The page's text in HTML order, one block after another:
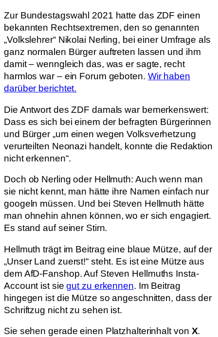
Zur Bundestagswahl 2021 hatte das ZDF einen
bekannten Rechtsextremen, den so genannten
„Volkslehrer“ Nikolai Nerling, bei einer Umfrage als
ganz normalen Bürger auftreten lassen und ihm
damit – wenngleich das, was er sagte, recht
harmlos war – ein Forum geboten. Wir haben
darüber berichtet.
Die Antwort des ZDF damals war bemerkenswert:
Dass es sich bei einem der befragten Bürgerinnen
und Bürger „um einen wegen Volksverhetzung
verurteilten Neonazi handelt, konnte die Redaktion
nicht erkennen“.
Doch ob Nerling oder Hellmuth: Auch wenn man
sie nicht kennt, man hätte ihre Namen einfach nur
googeln müssen. Und bei Steven Hellmuth hätte
man ohnehin ahnen können, wo er sich engagiert.
Es stand auf seiner Stirn.
Hellmuth trägt im Beitrag eine blaue Mütze, auf der
„Unser Land zuerst!“ steht. Es ist eine Mütze aus
dem AfD-Fanshop. Auf Steven Hellmuths Insta-
Account ist siegut zu erkennen. Im Beitrag
hingegen ist die Mütze so angeschnitten, dass der
Schriftzug nicht zu sehen ist.
Sie sehen gerade einen Platzhalterinhalt von X.